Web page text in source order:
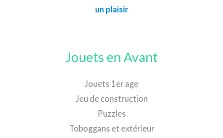
un plaisir
Jouets en Avant
Jouets 1er age
Jeu de construction
Puzzles
Toboggans et extérieur